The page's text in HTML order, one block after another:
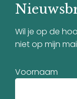
Wil je op de
niet op mijn
Voornaam